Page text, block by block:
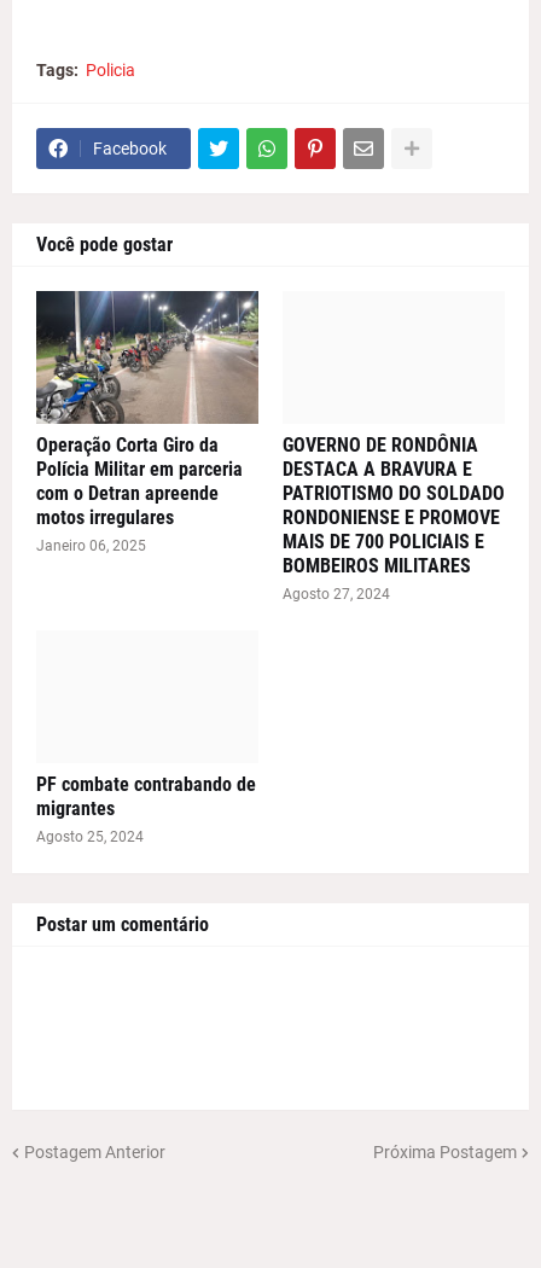
Tags: Policia
Facebook
Você pode gostar
Operação Corta Giro da
Polícia Militar em parceria
com o Detran apreende
motos irregulares
Janeiro 06, 2025
GOVERNO DE RONDÔNIA
DESTACA A BRAVURA E
PATRIOTISMO DO SOLDADO
RONDONIENSE E PROMOVE
MAIS DE 700 POLICIAIS E
BOMBEIROS MILITARES
Agosto 27, 2024
PF combate contrabando de
migrantes
Agosto 25, 2024
Postar um comentário
Postagem Anterior Próxima Postagem